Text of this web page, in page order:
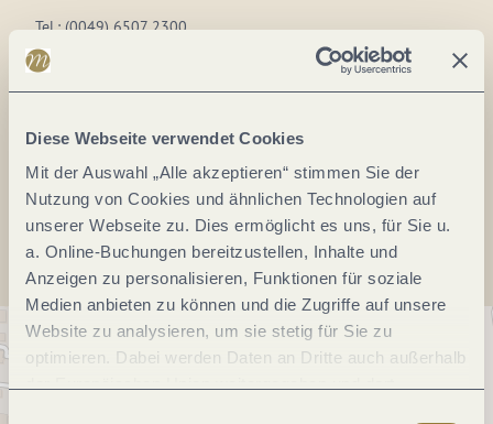
Diese Webseite verwendet Cookies
Mit der Auswahl „Alle akzeptieren“ stimmen Sie der
Nutzung von Cookies und ähnlichen Technologien auf
unserer Webseite zu. Dies ermöglicht es uns, für Sie u.
a. Online-Buchungen bereitzustellen, Inhalte und
Anzeigen zu personalisieren, Funktionen für soziale
Medien anbieten zu können und die Zugriffe auf unsere
Website zu analysieren, um sie stetig für Sie zu
optimieren. Dabei werden Daten an Dritte auch außerhalb
Tel.:(0049) 6507 2300
Fax:
E-Mail:info@josef-milz.com
Anreise planen